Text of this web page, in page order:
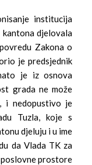
institucija
kantona djelovala
Zakona o
je predsjednik
je iz osnova
grada ne može
i nedopustivo je
Tuzla, koje s
djeluju i u ime
da Vlada TK za
prostore